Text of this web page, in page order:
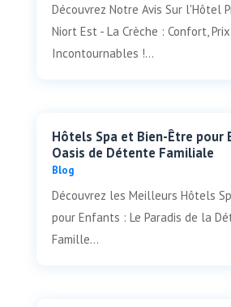
Découvrez Notre Avis Sur l'Hôtel
Niort Est - La Crèche : Confort,
Incontournables !...
Hôtels Spa et Bien-Être pour
Oasis de Détente Familiale
Blog
Découvrez les Meilleurs Hôtels
pour Enfants : Le Paradis de la
Famille...